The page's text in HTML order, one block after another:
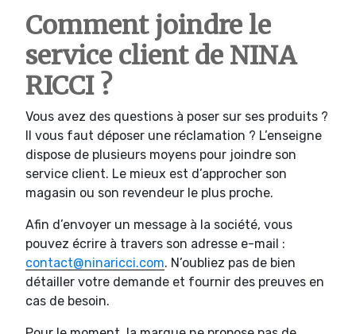
Comment joindre le
service client de NINA
RICCI ?
Vous avez des questions à poser sur ses produits ?
Il vous faut déposer une réclamation ? L’enseigne
dispose de plusieurs moyens pour joindre son
service client. Le mieux est d’approcher son
magasin ou son revendeur le plus proche.
Afin d’envoyer un message à la société, vous
pouvez écrire à travers son adresse e-mail :
contact@ninaricci.com. N’oubliez pas de bien
détailler votre demande et fournir des preuves en
cas de besoin.